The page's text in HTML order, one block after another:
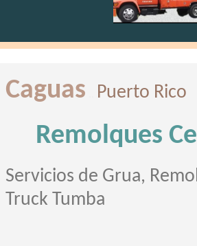
Caguas Puerto Rico
Remolques
Servicios de Grua,
Truck Tumba